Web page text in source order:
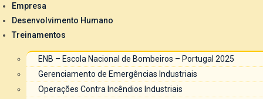
Empresa
Desenvolvimento Humano
Treinamentos
ENB – Escola Nacional de Bombeiros – Portugal 2025
Gerenciamento de Emergências Industriais
Operações Contra Incêndios Industriais